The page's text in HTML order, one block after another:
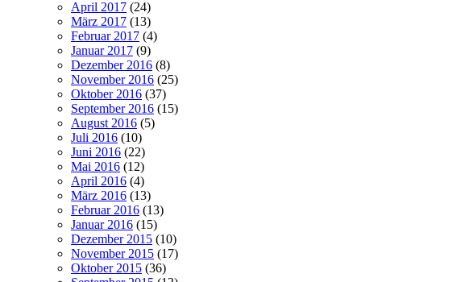
April 2017 (24)
März 2017 (13)
Februar 2017 (4)
Januar 2017 (9)
Dezember 2016 (8)
November 2016 (25)
Oktober 2016 (37)
September 2016 (15)
August 2016 (5)
Juli 2016 (10)
Juni 2016 (22)
Mai 2016 (12)
April 2016 (4)
März 2016 (13)
Februar 2016 (13)
Januar 2016 (15)
Dezember 2015 (10)
November 2015 (17)
Oktober 2015 (36)